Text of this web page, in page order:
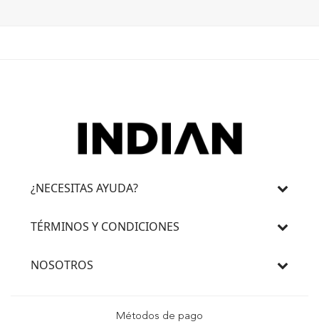
¿NECESITAS AYUDA?
TÉRMINOS Y CONDICIONES
NOSOTROS
Métodos de pago